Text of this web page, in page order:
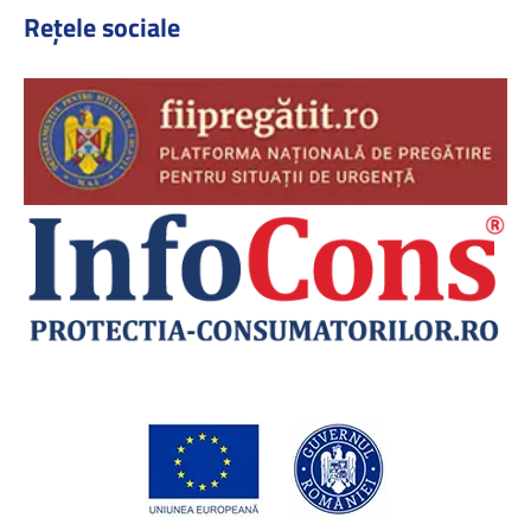
Rețele sociale